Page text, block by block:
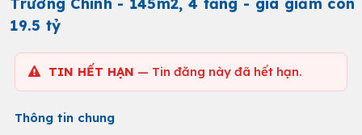
19.5 tỷ
TIN HẾT HẠN — Tin đăng này đã hết hạn.
Thông tin chung